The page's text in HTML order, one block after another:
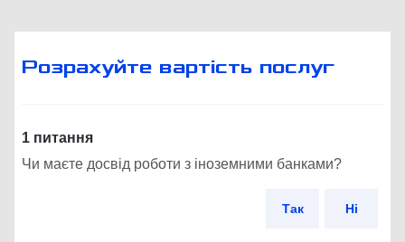
Розрахуйте вартість послуг
1 питання
Чи маєте досвід роботи з іноземними банками?
Так Ні